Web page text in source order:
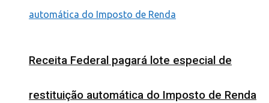
Receita Federal pagará lote especial de
restituição automática do Imposto de Renda